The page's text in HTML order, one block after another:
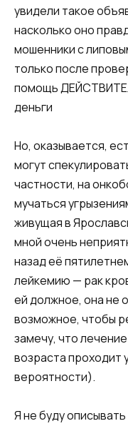
увидели такое
насколько оно
мошенники с
только после
помощь
деньги
Но, оказывается,
могут
частности, на
мучаться
живущая в
мной очень
назад её
лейкемию — рак
ей должное, она не
возможное, чтобы
замечу, что
возраста проходит
вероятности).
Я не буду